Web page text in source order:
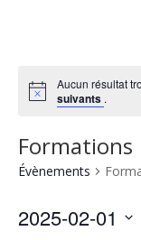
Aucun résultat
suivants .
Formations
Évènements
2025-02-01